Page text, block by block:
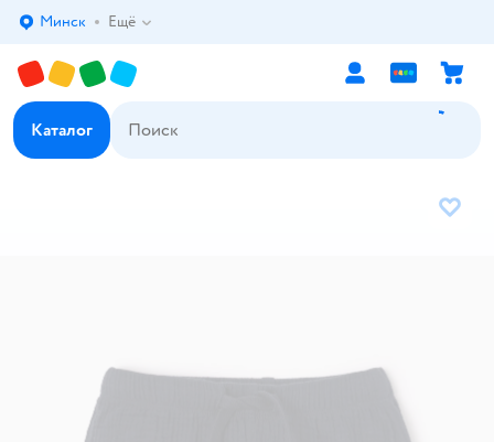
Выбор адреса доставки.
Минск Ещё
Каталог
В